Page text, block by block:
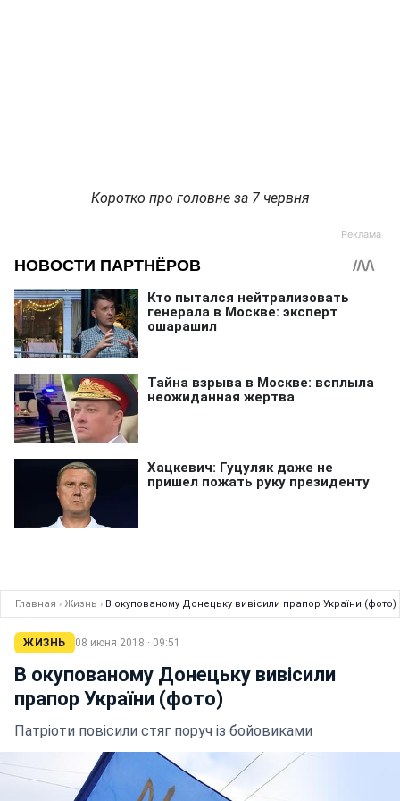
Коротко про головне за 7 червня
Главная › Жизнь › В окупованому Донецьку вивісили прапор України (фото)
ЖИЗНЬ 08 июня 2018 · 09:51
В окупованому Донецьку вивісили
прапор України (фото)
Патріоти повісили стяг поруч із бойовиками